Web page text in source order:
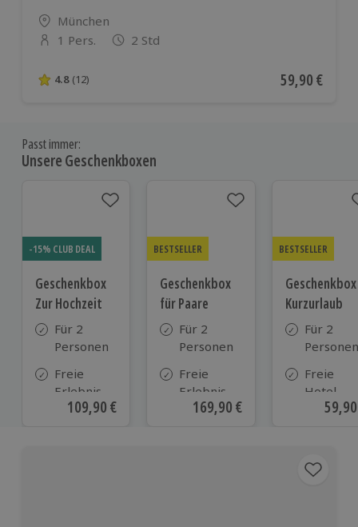
Standort
München
Anzahl der Teilnehmer
1 Pers. 2 Std
4.8 von 5 Sternen basierend auf 12 Bewertungen
4.8 (12) Aktueller
59,90 €
Passt immer:
Unsere Geschenkboxen
-15% CLUB DEAL
Geschenkbox
Zur Hochzeit
Für 2
Personen
Freie
Erlebnis-
Auswahl
Aktueller Preis
109,90 €
BESTSELLER
Geschenkbox
für Paare
Für 2
Personen
Freie
Erlebnis-
Auswahl
Aktueller Preis
169,90 €
BESTSELLER
Geschenkbox
Kurzurlaub
Für 2
Personen
Freie
Hotel-
Auswahl